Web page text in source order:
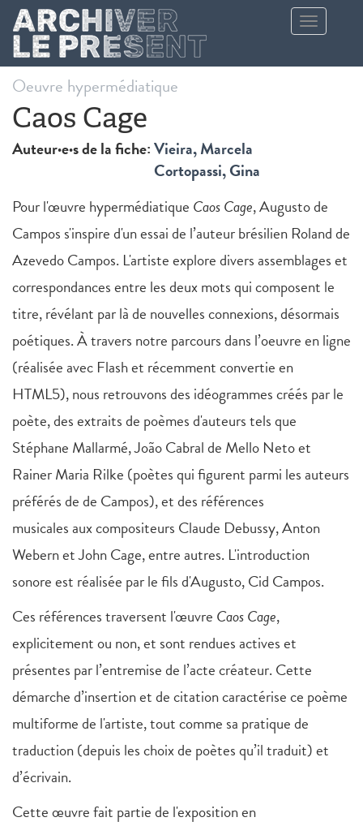
Aller au contenu principal
Toggle
navigation
Oeuvre hypermédiatique
Caos Cage
Auteur·e·s de la fiche:Vieira, Marcela
Cortopassi, Gina
Pour l'œuvre hypermédiatique Caos Cage, Augusto de
Campos s'inspire d'un essai de l’auteur brésilien Roland de
Azevedo Campos. L'artiste explore divers assemblages et
correspondances entre les deux mots qui composent le
titre, révélant par là de nouvelles connexions, désormais
poétiques. À travers notre parcours dans l’oeuvre en ligne
(réalisée avec Flash et récemment convertie en
HTML5), nous retrouvons des idéogrammes créés par le
poète, des extraits de poèmes d'auteurs tels que
Stéphane Mallarmé, João Cabral de Mello Neto et
Rainer Maria Rilke (poètes qui figurent parmi les auteurs
préférés de de Campos), et des références
musicales aux compositeurs Claude Debussy, Anton
Webern et John Cage, entre autres. L'introduction
sonore est réalisée par le fils d'Augusto, Cid Campos.
Ces références traversent l'œuvre Caos Cage,
explicitement ou non, et sont rendues actives et
présentes par l’entremise de l’acte créateur. Cette
démarche d’insertion et de citation caractérise ce poème
multiforme de l'artiste, tout comme sa pratique de
traduction (depuis les choix de poètes qu’il traduit) et
d’écrivain.
Cette œuvre fait partie de l'exposition en